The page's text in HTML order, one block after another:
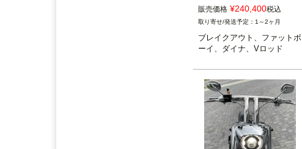
販売価格 ¥240,400税込
1～2ヶ月
ブレイクアウト、ファットボ
ーイ、ダイナ、Vロッド